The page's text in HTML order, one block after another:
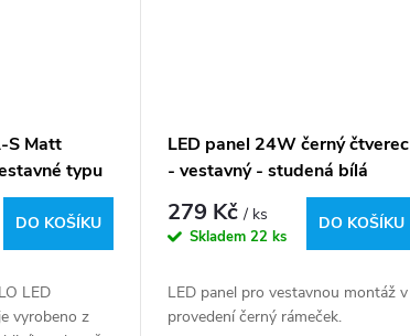
S Matt
typu
bílá
DO KOŠÍKU
LED
vyrobeno z
LED panel 24W černý čtverec
- vestavný - studená bílá
279 Kč/ ks
Skladem22 ks
DO KOŠÍKU
LED panel pro vestavnou montáž v
provedení černý rámeček.